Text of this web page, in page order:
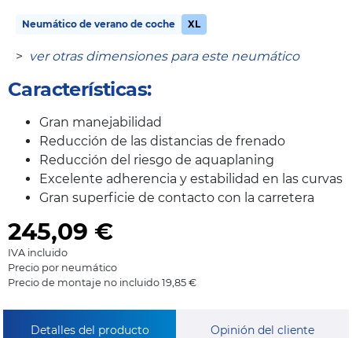
Neumático de verano de coche XL
> ver otras dimensiones para este neumático
Características:
Gran manejabilidad
Reducción de las distancias de frenado
Reducción del riesgo de aquaplaning
Excelente adherencia y estabilidad en las curvas
Gran superficie de contacto con la carretera
245,09 €
IVA incluido
Precio por neumático
Precio de montaje no incluido 19,85 €
Detalles del producto Opinión del cliente